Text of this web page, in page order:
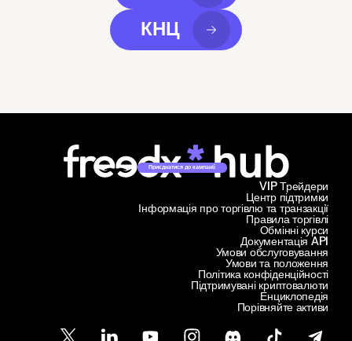
КНЦ
Приєднатися до кампанії
Центр підтримки
Інформація про торгівлю та транзакції
VIP Трейдери
Правила торгівлі
Обмінні курси
Документація API
Умови обслуговування
Умови та положення
Політика конфіденційності
Підтримувані криптовалюти
Енциклопедія
Порівняйте активи